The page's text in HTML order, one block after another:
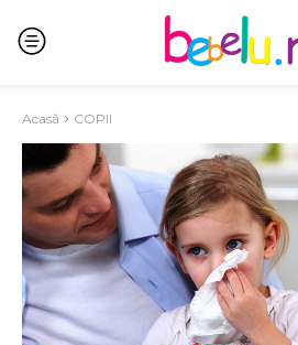
Acasă COPII